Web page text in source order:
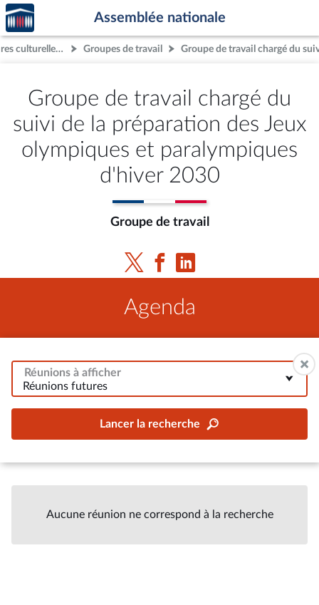
Aller au contenu
Aller en bas de la page
Accèder
à la
page
d'accueil
Assemblée nationale
Commission des affaires culturelles et de l'éducation Groupes de travail
Groupe de travail chargé du
suivi de la préparation des Jeux
olympiques et paralympiques
d'hiver 2030
Groupe de travail
Agenda
Réunions à afficher
Réunions futures
Lancer la recherche
Aucune réunion ne correspond à la recherche